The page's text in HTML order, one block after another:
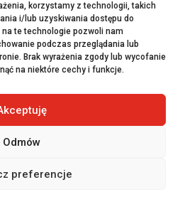
korzystamy z technologii, takich
i/lub uzyskiwania dostępu do
te technologie pozwoli nam
podczas przeglądania lub
Brak wyrażenia zgody lub wycofanie
na niektóre cechy i funkcje.
Odmów
preferencje